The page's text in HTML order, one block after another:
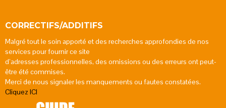
CORRECTIFS/ADDITIFS
Malgré tout le soin apporté et des recherches approfondies de nos
services pour fournir ce site
d’adresses professionnelles, des omissions ou des erreurs ont peut-
être été commises.
Merci de nous signaler les manquements ou fautes constatées.
Cliquez ICI